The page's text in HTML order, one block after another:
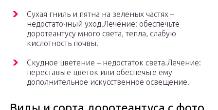
Сухая гниль и пятна на зеленых частях –
недостаточный уход.Лечение: обеспечьте
доротеантусу много света, тепла, слабую
кислотность почвы.
Скудное цветение – недостаток света.Лечение:
переставьте цветок или обеспечьте ему
дополнительное искусственное освещение.